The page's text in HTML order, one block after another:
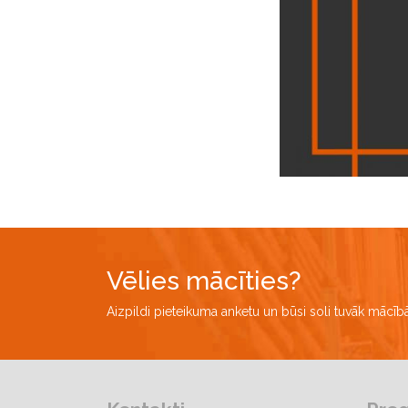
Vēlies mācīties?
Aizpildi pieteikuma anketu un būsi soli tuvāk